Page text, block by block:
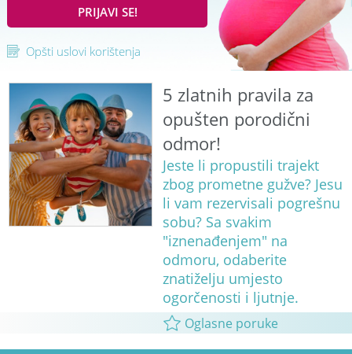
PRIJAVI SE!
Opšti uslovi korištenja
5 zlatnih pravila za
opušten porodični
odmor!
Jeste li propustili trajekt
zbog prometne gužve? Jesu
li vam rezervisali pogrešnu
sobu? Sa svakim
"iznenađenjem" na
odmoru, odaberite
znatiželju umjesto
ogorčenosti i ljutnje.
Oglasne poruke